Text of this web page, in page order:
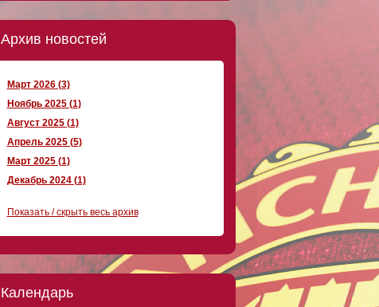
Архив новостей
Март 2026 (3)
Ноябрь 2025 (1)
Август 2025 (1)
Апрель 2025 (5)
Март 2025 (1)
Декабрь 2024 (1)
Показать / скрыть весь архив
Календарь